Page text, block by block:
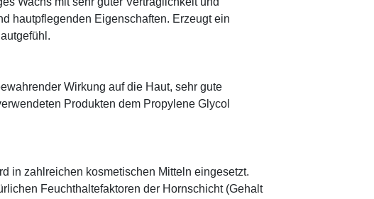
hautpflegenden Eigenschaften. Erzeugt ein
Wirkung auf die Haut, sehr gute
Produkten dem Propylene Glycol
in zahlreichen kosmetischen Mitteln eingesetzt.
Feuchthaltefaktoren der Hornschicht (Gehalt